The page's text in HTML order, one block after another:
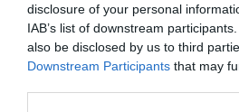
disclosure of your personal
IAB’s list of downstream
also be disclosed by us to third
Downstream Participants that may
είδαμε αύξηση στις λιπώδεις
χρησιμοποιούνται για την
συνειδητοποιήσαμε ότι το
μεμβράνη για να